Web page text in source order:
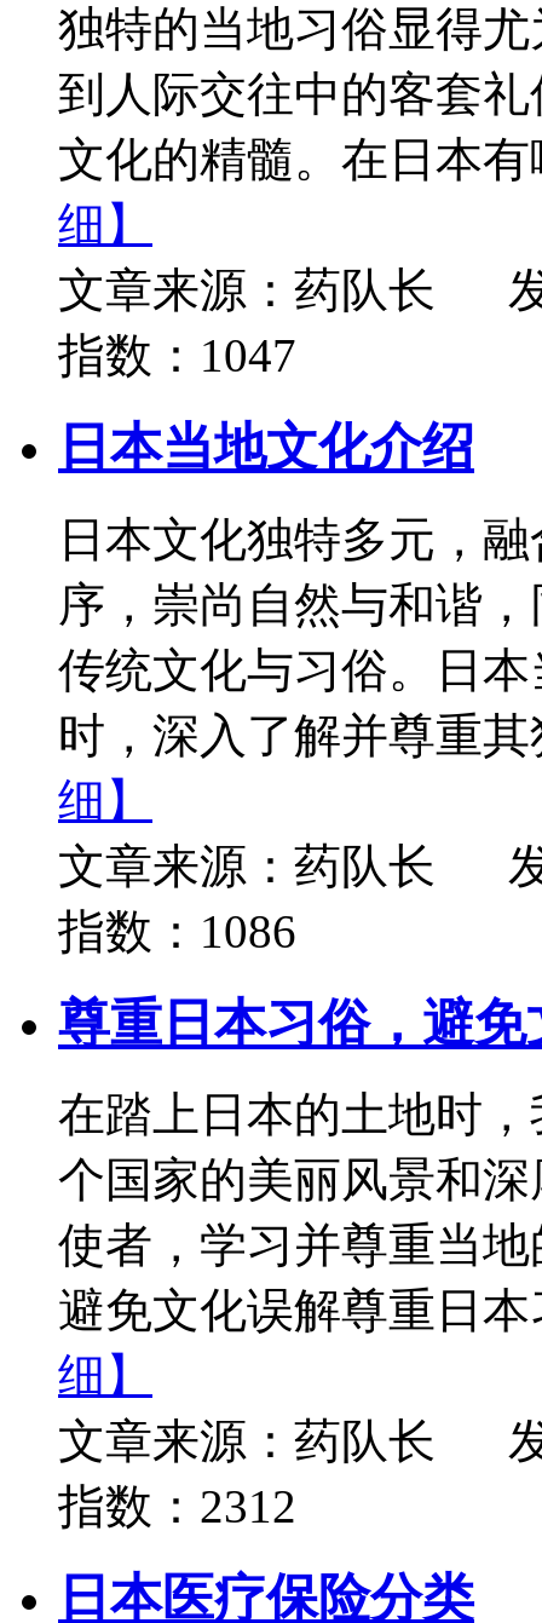
独特的当地习俗显得
到人际交往中的客套
文化的精髓。在日本有
细】
文章来源：药队长
指数：1047
日本当地文化介绍
日本文化独特多元，
序，崇尚自然与和谐
传统文化与习俗。日
时，深入了解并尊重其
细】
文章来源：药队长
指数：1086
尊重日本习俗，避免
在踏上日本的土地时
个国家的美丽风景和
使者，学习并尊重当
避免文化误解尊重日本
细】
文章来源：药队长
指数：2312
日本医疗保险分类